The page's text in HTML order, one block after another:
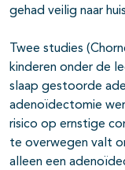
gehad veilig naar
Twee studies
kinderen onder de
slaap gestoorde
adenoïdectomie
risico op ernstige
te overwegen valt
alleen een